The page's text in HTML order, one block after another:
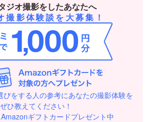
ジオ撮影をしたあなたへ
撮影体験談を大募集！
びをする人の参考にあなたの撮影体験を
ぜひ教えてください！
ギフトカードプレゼント中